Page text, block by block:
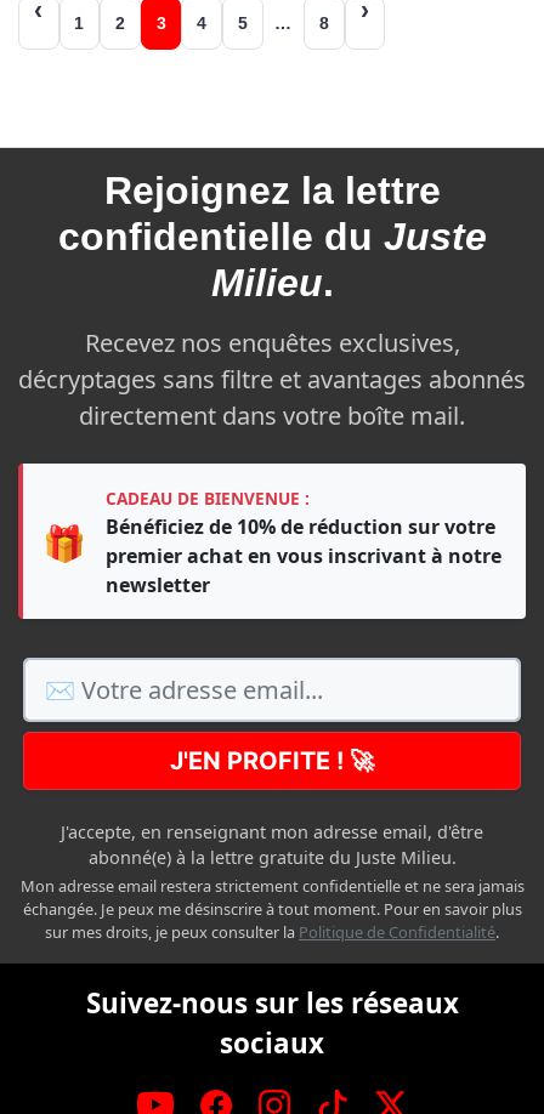
Navigation
des
1 2 3 4 5 … 8
Rejoignez la lettre
confidentielle du Juste
Milieu.
Recevez nos enquêtes exclusives,
décryptages sans filtre et avantages abonnés
directement dans votre boîte mail.
🎁
CADEAU DE BIENVENUE :
Bénéficiez de 10% de réduction sur votre
premier achat en vous inscrivant à notre
newsletter
J'EN PROFITE ! 🚀
J'accepte, en renseignant mon adresse email, d'être
abonné(e) à la lettre gratuite du Juste Milieu.
Mon adresse email restera strictement confidentielle et ne sera jamais
échangée. Je peux me désinscrire à tout moment. Pour en savoir plus
sur mes droits, je peux consulter la Politique de Confidentialité.
Suivez-nous sur les réseaux
sociaux